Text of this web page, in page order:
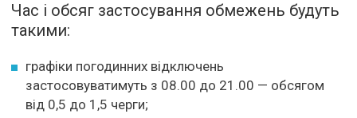
Час і обсяг застосування обмежень будуть
такими:
графіки погодинних відключень
застосовуватимуть з 08.00 до 21.00 — обсягом
від 0,5 до 1,5 черги;